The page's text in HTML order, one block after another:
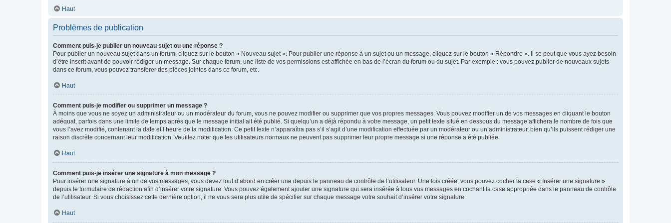
Haut
Problèmes de publication
Comment puis-je publier un nouveau sujet ou une réponse ?
Pour publier un nouveau sujet dans un forum, cliquez sur le bouton « Nouveau sujet ». Pour publier une réponse à un sujet ou un message, cliquez sur le bouton « Répondre ». Il se peut que vous ayez besoin
d’être inscrit avant de pouvoir rédiger un message. Sur chaque forum, une liste de vos permissions est affichée en bas de l’écran du forum ou du sujet. Par exemple : vous pouvez publier de nouveaux sujets
dans ce forum, vous pouvez transférer des pièces jointes dans ce forum, etc.
Haut
Comment puis-je modifier ou supprimer un message ?
À moins que vous ne soyez un administrateur ou un modérateur du forum, vous ne pouvez modifier ou supprimer que vos propres messages. Vous pouvez modifier un de vos messages en cliquant le bouton
adéquat, parfois dans une limite de temps après que le message initial ait été publié. Si quelqu’un a déjà répondu à votre message, un petit texte situé en dessous du message affichera le nombre de fois que
vous l’avez modifié, contenant la date et l’heure de la modification. Ce petit texte n’apparaîtra pas s’il s’agit d’une modification effectuée par un modérateur ou un administrateur, bien qu’ils puissent rédiger une
raison discrète concernant leur modification. Veuillez noter que les utilisateurs normaux ne peuvent pas supprimer leur propre message si une réponse a été publiée.
Haut
Comment puis-je insérer une signature à mon message ?
Pour insérer une signature à un de vos messages, vous devez tout d’abord en créer une depuis le panneau de contrôle de l’utilisateur. Une fois créée, vous pouvez cocher la case « Insérer une signature »
depuis le formulaire de rédaction afin d’insérer votre signature. Vous pouvez également ajouter une signature qui sera insérée à tous vos messages en cochant la case appropriée dans le panneau de contrôle
de l’utilisateur. Si vous choisissez cette dernière option, il ne vous sera plus utile de spécifier sur chaque message votre souhait d’insérer votre signature.
Haut